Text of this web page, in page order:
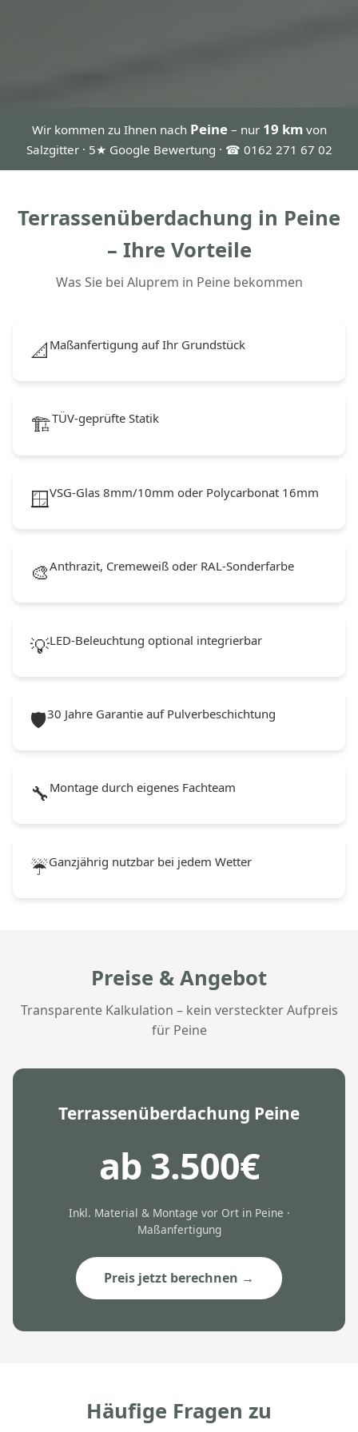
Wir kommen zu Ihnen nach Peine– nur 19 kmvon
Salzgitter · 5★ Google Bewertung · ☎ 0162 271 67 02
Terrassenüberdachung in Peine
– Ihre Vorteile
Was Sie bei Aluprem in Peine bekommen
📐 Maßanfertigung auf Ihr Grundstück
🏗️TÜV-geprüfte Statik
🪟VSG-Glas 8mm/10mm oder Polycarbonat 16mm
🎨Anthrazit, Cremeweiß oder RAL-Sonderfarbe
💡LED-Beleuchtung optional integrierbar
🛡️30 Jahre Garantie auf Pulverbeschichtung
🔧 Montage durch eigenes Fachteam
☔Ganzjährig nutzbar bei jedem Wetter
Preise & Angebot
Transparente Kalkulation – kein versteckter Aufpreis
für Peine
Terrassenüberdachung Peine
ab 3.500€
Inkl. Material & Montage vor Ort in Peine ·
Maßanfertigung
Preis jetzt berechnen →
Häufige Fragen zu